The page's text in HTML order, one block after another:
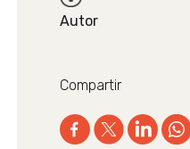
Autor
Compartir